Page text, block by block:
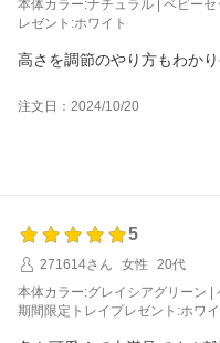
本体カラー:ナチュラル | ベビー
レゼント:ホワイト
高さを調節のやり方もわか
注文日：2024/10/20
5
271614さん
女性
20代
本体カラー:グレイシアグリーン |
期間限定トレイプレゼント:ホワイ